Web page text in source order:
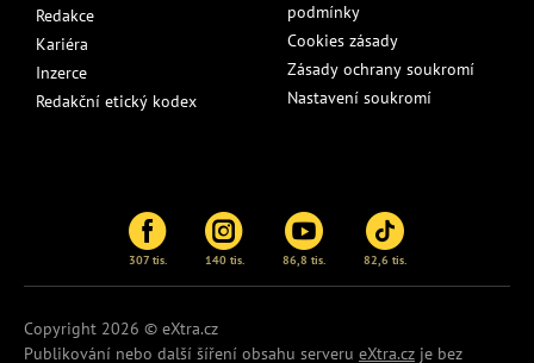
Redakce
Kariéra
Inzerce
Redakční etický kodex
podmínky
Cookies zásady
Zásady ochrany soukromí
Nastavení soukromí
307 tis. 140 tis. 86,8 tis. 82,6 tis.
Copyright 2026 © eXtra.cz
Publikování nebo další šíření obsahu serveru eXtra.cz je bez